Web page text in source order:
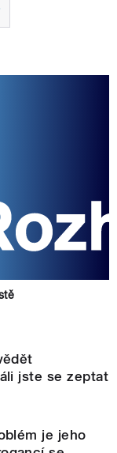
jste se zeptat
je jeho